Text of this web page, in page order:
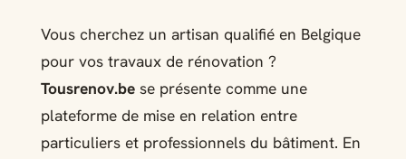
Vous cherchez un artisan qualifié en Belgique
pour vos travaux de rénovation ?
Tousrenov.bese présente comme une
plateforme de mise en relation entre
particuliers et professionnels du bâtiment. En